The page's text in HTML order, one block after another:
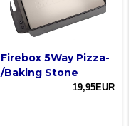
Firebox 5Way Pizza-
/Baking Stone
19,95EUR